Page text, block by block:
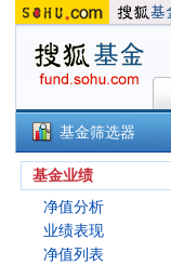
基金筛选器
基金业绩
净值分析
业绩表现
净值列表